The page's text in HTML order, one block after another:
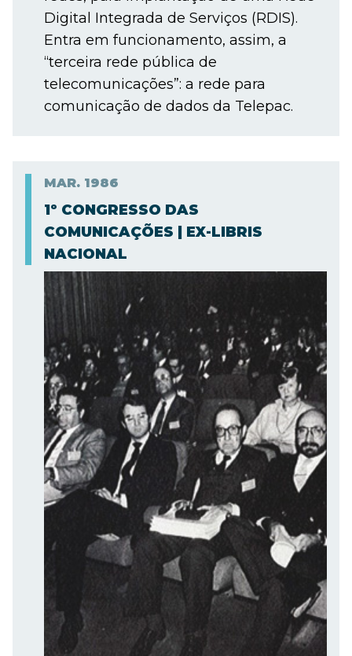
Digital Integrada de Serviços (RDIS).
Entra em funcionamento, assim, a
“terceira rede pública de
telecomunicações”: a rede para
comunicação de dados da Telepac.
MAR. 1986
1º CONGRESSO DAS
COMUNICAÇÕES | EX-LIBRIS
NACIONAL